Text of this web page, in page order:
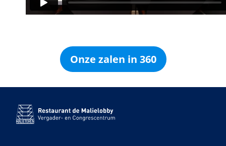
Onze zalen in 360